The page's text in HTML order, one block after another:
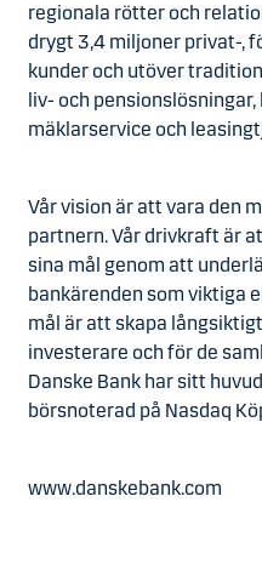
regionala rötter och
drygt 3,4 miljoner privat-,
kunder och utöver
liv- och
mäklarservice och
Vår vision är att vara den
partnern. Vår drivkraft är
sina mål genom att
bankärenden som viktiga
mål är att skapa
investerare och för de
Danske Bank har sitt
börsnoterad på Nasdaq
www.danskebank.com